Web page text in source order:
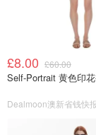
£8.00 £60.00
Self-Portrait 黄色印
Dealmoon澳新省钱快